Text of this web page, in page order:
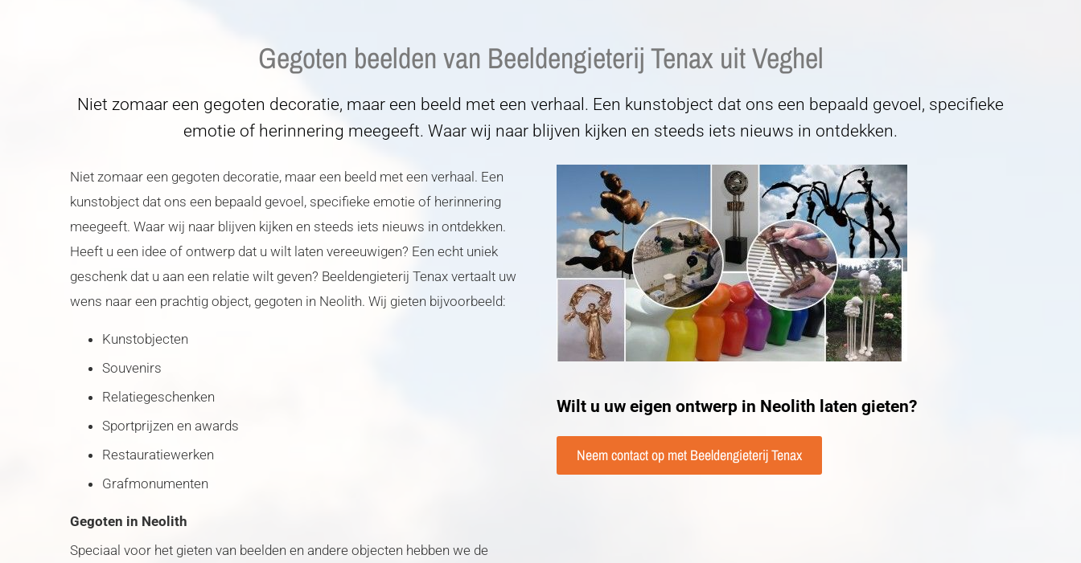
Gegoten beelden van Beeldengieterij Tenax uit Veghel
Niet zomaar een gegoten decoratie, maar een beeld met een verhaal. Een kunstobject dat ons een bepaald gevoel, specifieke
emotie of herinnering meegeeft. Waar wij naar blijven kijken en steeds iets nieuws in ontdekken.
Niet zomaar een gegoten decoratie, maar een beeld met een verhaal. Een
kunstobject dat ons een bepaald gevoel, specifieke emotie of herinnering
meegeeft. Waar wij naar blijven kijken en steeds iets nieuws in ontdekken.
Heeft u een idee of ontwerp dat u wilt laten vereeuwigen? Een echt uniek
geschenk dat u aan een relatie wilt geven? Beeldengieterij Tenax vertaalt uw
wens naar een prachtig object, gegoten in Neolith. Wij gieten bijvoorbeeld:
Kunstobjecten
Souvenirs
Relatiegeschenken
Sportprijzen en awards
Restauratiewerken
Grafmonumenten
Gegoten in Neolith
Speciaal voor het gieten van beelden en andere objecten hebben we de
Wilt u uw eigen ontwerp in Neolith laten gieten?
Neem contact op met Beeldengieterij Tenax